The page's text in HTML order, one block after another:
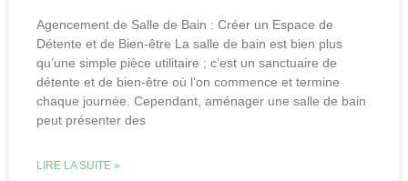
Agencement de Salle de Bain : Créer un Espace de
Détente et de Bien-être La salle de bain est bien plus
qu’une simple pièce utilitaire ; c’est un sanctuaire de
détente et de bien-être où l’on commence et termine
chaque journée. Cependant, aménager une salle de bain
peut présenter des
LIRE LA SUITE »